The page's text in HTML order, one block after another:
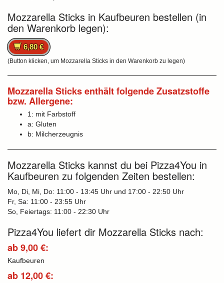
Mozzarella Sticks in Kaufbeuren bestellen (in
den Warenkorb legen):
6,80 €
(Button klicken, um Mozzarella Sticks in den Warenkorb zu legen)
Mozzarella Sticks enthält folgende Zusatzstoffe
bzw. Allergene:
1: mit Farbstoff
a: Gluten
b: Milcherzeugnis
Mozzarella Sticks kannst du bei Pizza4You in
Kaufbeuren zu folgenden Zeiten bestellen:
Mo, Di, Mi, Do: 11:00 - 13:45 Uhr und 17:00 - 22:50 Uhr
Fr, Sa: 11:00 - 23:55 Uhr
So, Feiertags: 11:00 - 22:30 Uhr
Pizza4You liefert dir Mozzarella Sticks nach:
ab 9,00 €:
Kaufbeuren
ab 12,00 €: